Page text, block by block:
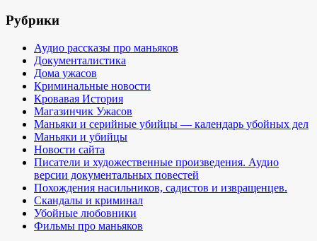
Рубрики
Аудио рассказы про маньяков
Документалистика
Дома ужасов
Криминальные новости
Кровавая История
Магазинчик Ужасов
Маньяки и серийные убийцы — календарь убойных дел
Маньяки и убийцы
Новости сайта
Писатели и художественные произведения. Аудио
версии документальных повестей
Похождения насильников, садистов и извращенцев.
Скандалы и криминал
Убойные любовники
Фильмы про маньяков